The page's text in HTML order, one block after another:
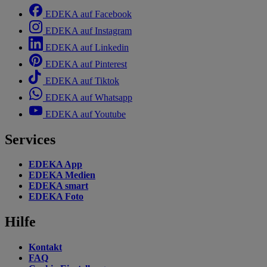
EDEKA auf Facebook
EDEKA auf Instagram
EDEKA auf Linkedin
EDEKA auf Pinterest
EDEKA auf Tiktok
EDEKA auf Whatsapp
EDEKA auf Youtube
Services
EDEKA App
EDEKA Medien
EDEKA smart
EDEKA Foto
Hilfe
Kontakt
FAQ